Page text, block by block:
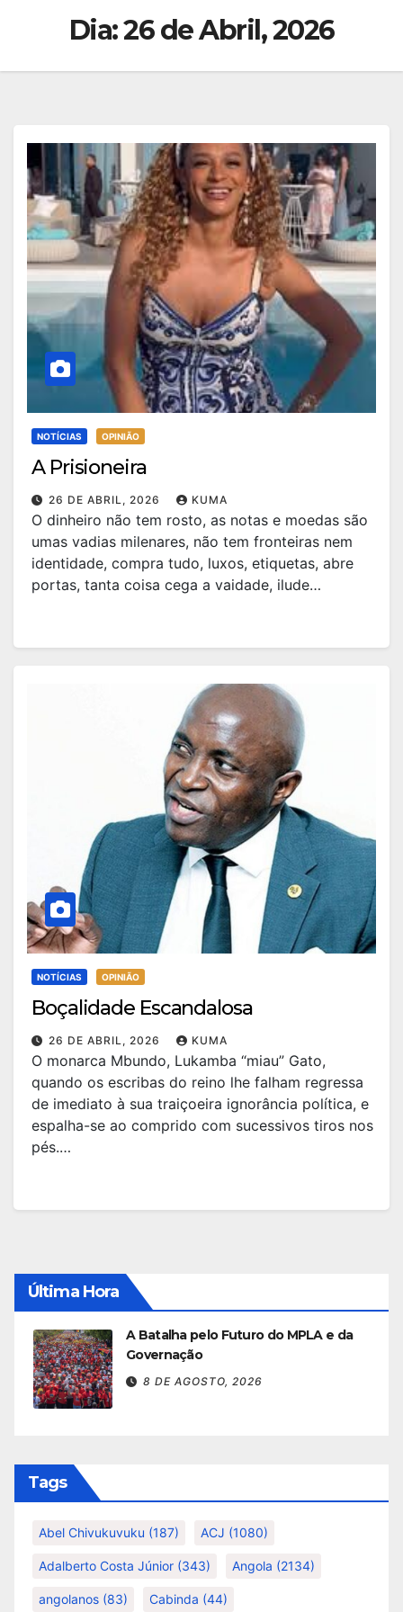
Dia:26 de Abril, 2026
NOTÍCIAS OPINIÃO
A Prisioneira
26 DE ABRIL, 2026 KUMA
O dinheiro não tem rosto, as notas e moedas são
umas vadias milenares, não tem fronteiras nem
identidade, compra tudo, luxos, etiquetas, abre
portas, tanta coisa cega a vaidade, ilude…
NOTÍCIAS OPINIÃO
Boçalidade Escandalosa
26 DE ABRIL, 2026 KUMA
O monarca Mbundo, Lukamba “miau” Gato,
quando os escribas do reino lhe falham regressa
de imediato à sua traiçoeira ignorância política, e
espalha-se ao comprido com sucessivos tiros nos
pés.…
Última Hora
A Batalha pelo Futuro do MPLA e da
Governação
8 DE AGOSTO, 2026
Tags
Abel Chivukuvuku (187) ACJ (1080)
Adalberto Costa Júnior (343) Angola (2134)
angolanos (83) Cabinda (44)